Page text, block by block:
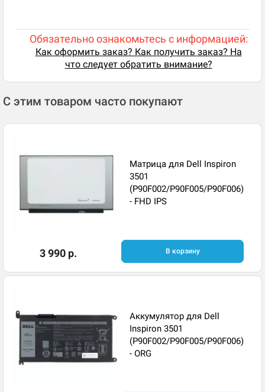
Обязательно ознакомьтесь с информацией:
Как оформить заказ? Как получить заказ? На
что следует обратить внимание?
С этим товаром часто покупают
Матрица для Dell Inspiron
3501
(P90F002/P90F005/P90F006)
- FHD IPS
3 990 р. В корзину
Аккумулятор для Dell
Inspiron 3501
(P90F002/P90F005/P90F006)
- ORG